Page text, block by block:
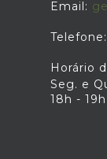
Email:
Horário
Seg. e
18h - 19h